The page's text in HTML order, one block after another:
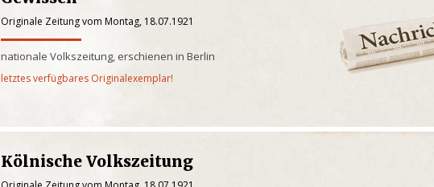
Originale Zeitung vom Montag, 18.07.1921
nationale Volkszeitung, erschienen in Berlin
letztes verfügbares Originalexemplar!
Kölnische Volkszeitung